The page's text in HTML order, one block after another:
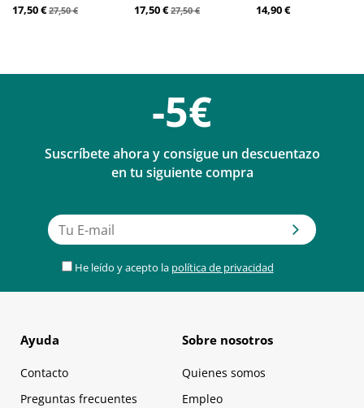
17,50 €27,50 € 17,50 €27,50 € 14,90 €
-5€
Suscríbete ahora y consigue un descuentazo
en tu siguiente compra
He leído y acepto la política de privacidad
Ayuda
Contacto
Preguntas frecuentes
Sobre nosotros
Quienes somos
Empleo